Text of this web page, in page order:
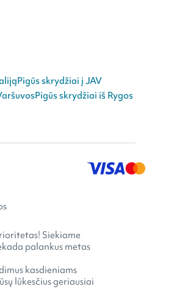
Pigūs skrydžiai į JAV
Pigūs skrydžiai iš Rygos
Siekiame
palankus metas
kasdieniams
lūkesčius geriausiai